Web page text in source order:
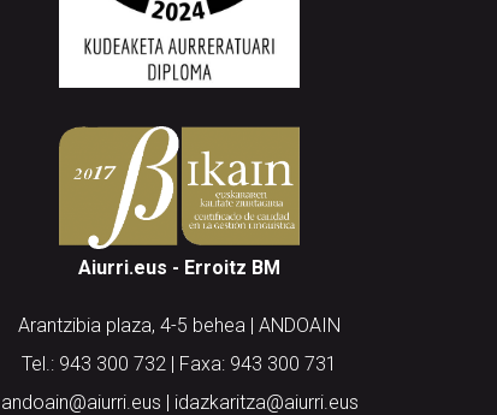
Aiurri.eus - Erroitz BM
Arantzibia plaza, 4-5 behea | ANDOAIN
Tel.: 943 300 732 | Faxa: 943 300 731
andoain@aiurri.eus | idazkaritza@aiurri.eus